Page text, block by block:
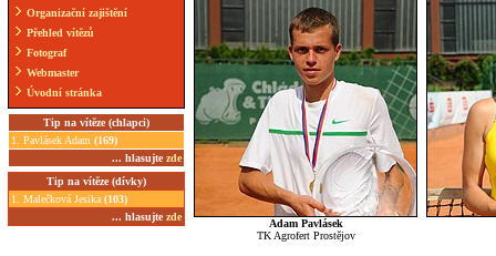
Organizační zajištění
Přehled vítězů
Fotograf
Webmaster
Úvodní stránka
Tip na vítěze (chlapci)
1. Pavlásek Adam (169)
... hlasujte zde
Tip na vítěze (dívky)
1. Malečková Jesika (103)
... hlasujte zde
Adam Pavlásek
TK Agrofert Prostějov